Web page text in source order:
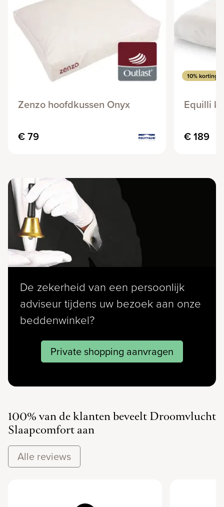
Zenzo hoofdkussen Onyx
€ 79
10% korting |
Equilli
€ 189
De zekerheid van een persoonlijk
adviseur tijdens uw bezoek aan onze
beddenwinkel?
Private shopping aanvragen
100% van de klanten beveelt Droomvlucht
Slaapcomfort aan
Alle reviews